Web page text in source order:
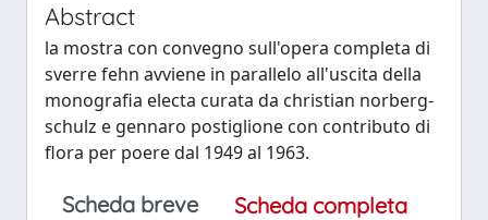
Abstract
la mostra con convegno sull'opera completa di
sverre fehn avviene in parallelo all'uscita della
monografia electa curata da christian norberg-
schulz e gennaro postiglione con contributo di
flora per poere dal 1949 al 1963.
Scheda breve
Scheda completa